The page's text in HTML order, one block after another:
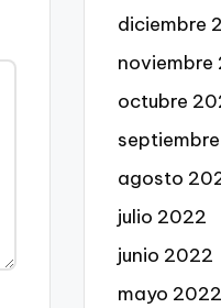
diciembre
noviembre
octubre
agosto
julio 2022
junio 2022
mayo 2022